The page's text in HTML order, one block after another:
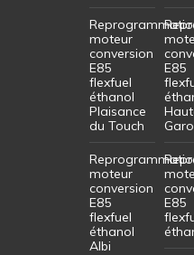
moteur
conversion
E85
flexfuel
éthanol
Plaisance
du Touch
moteur
conversion
E85
flexfuel
éthanol
Albi
E85
E85